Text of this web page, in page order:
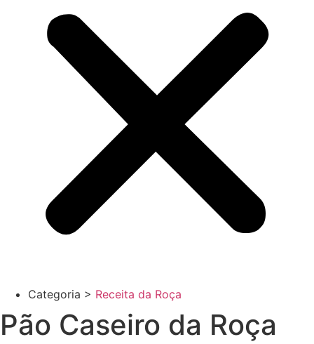
Categoria > Receita da Roça
Pão Caseiro da Roça